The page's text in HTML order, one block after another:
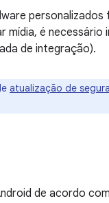
personalizados
mídia, é necessário
de integração).
atualização de
de acordo